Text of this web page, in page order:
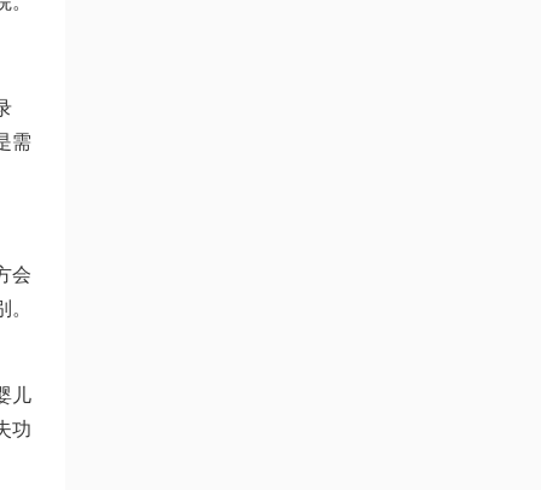
需
会
儿
功